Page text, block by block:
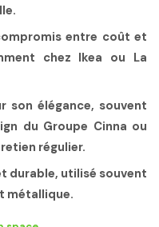
entre coût et
chez Ikea ou La
son élégance, souvent
du Groupe Cinna ou
régulier.
durable, utilisé souvent
métallique.